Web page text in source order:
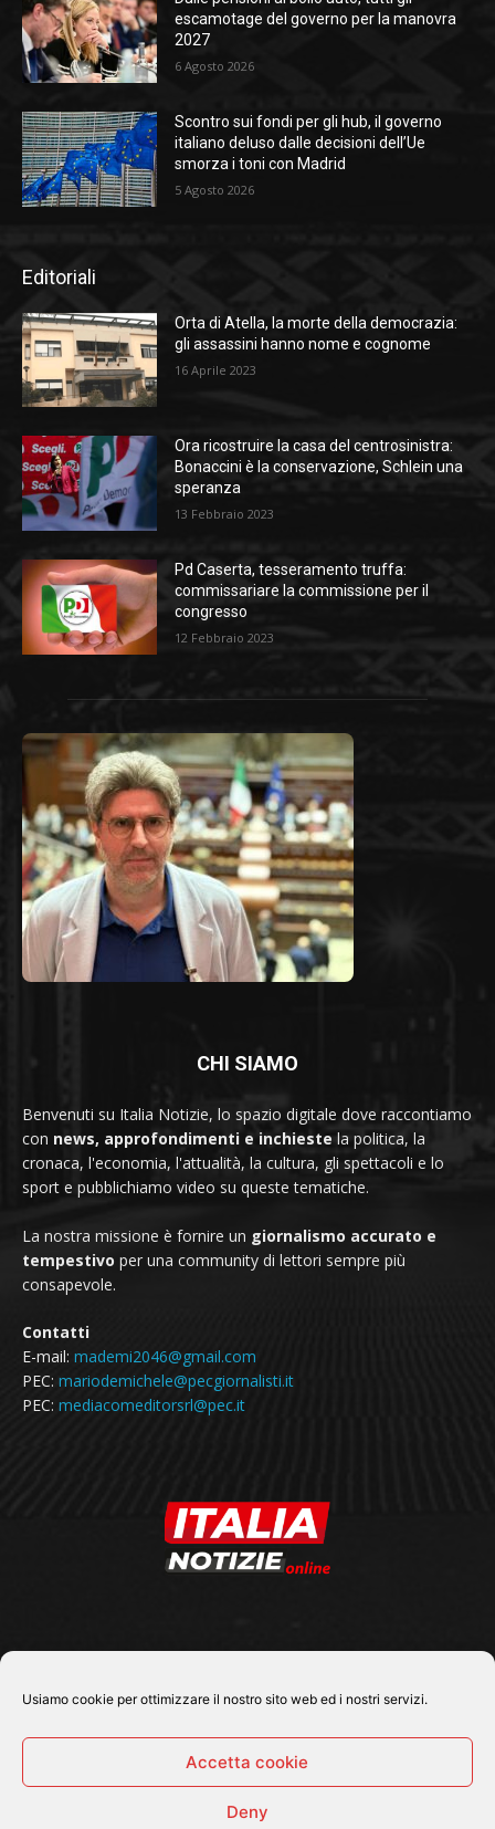
Usiamo cookie per ottimizzare il nostro sito web ed i nostri servizi.
Accetta cookie
Deny
escamotage del governo per la manovra
2027
6 Agosto 2026
Scontro sui fondi per gli hub, il governo
italiano deluso dalle decisioni dell’Ue
smorza i toni con Madrid
5 Agosto 2026
Editoriali
Orta di Atella, la morte della democrazia:
gli assassini hanno nome e cognome
16 Aprile 2023
Ora ricostruire la casa del centrosinistra:
Bonaccini è la conservazione, Schlein una
speranza
13 Febbraio 2023
Pd Caserta, tesseramento truffa:
commissariare la commissione per il
congresso
12 Febbraio 2023
CHI SIAMO
Benvenuti su Italia Notizie, lo spazio digitale dove raccontiamo
con news, approfondimenti e inchieste la politica, la
cronaca, l'economia, l'attualità, la cultura, gli spettacoli e lo
sport e pubblichiamo video su queste tematiche.
La nostra missione è fornire un giornalismo accurato e
tempestivo per una community di lettori sempre più
consapevole.
Contatti
E-mail: mademi2046@gmail.com
PEC: mariodemichele@pecgiornalisti.it
PEC: mediacomeditorsrl@pec.it
SEGUICI SU
© 2026 Tutti i diritti riservati - Italia Notizie .online |